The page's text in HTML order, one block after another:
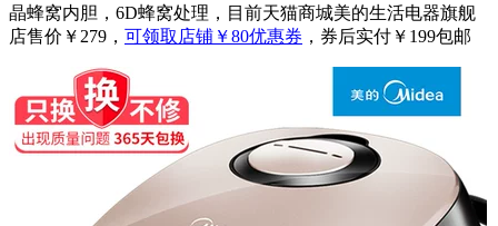
晶蜂窝内胆，6D蜂窝处理，目前天猫商城美的生活电器旗舰
店售价￥279， 可领取店铺￥80优惠券 ，券后实付￥199包邮